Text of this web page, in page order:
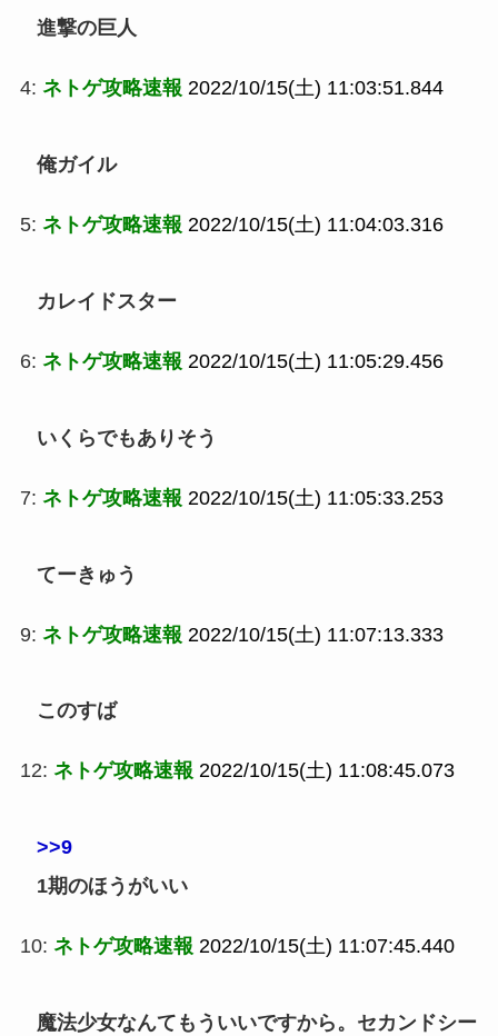
進撃の巨人
4: ネトゲ攻略速報 2022/10/15(土) 11:03:51.844
俺ガイル
5: ネトゲ攻略速報 2022/10/15(土) 11:04:03.316
カレイドスター
6: ネトゲ攻略速報 2022/10/15(土) 11:05:29.456
いくらでもありそう
7: ネトゲ攻略速報 2022/10/15(土) 11:05:33.253
てーきゅう
9: ネトゲ攻略速報 2022/10/15(土) 11:07:13.333
このすば
12: ネトゲ攻略速報 2022/10/15(土) 11:08:45.073
>>9
1期のほうがいい
10: ネトゲ攻略速報 2022/10/15(土) 11:07:45.440
魔法少女なんてもういいですから。セカンドシー